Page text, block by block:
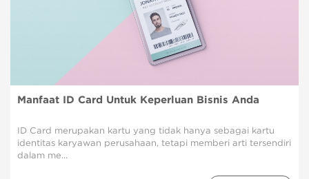
Manfaat ID Card Untuk Keperluan Bisnis Anda
ID Card merupakan kartu yang tidak hanya sebagai kartu
identitas karyawan perusahaan, tetapi memberi arti tersendiri
dalam me...